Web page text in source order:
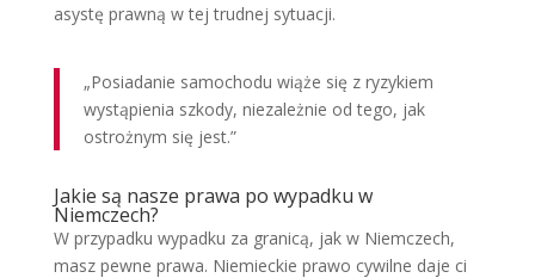
asystę prawną w tej trudnej sytuacji.
„Posiadanie samochodu wiąże się z ryzykiem
wystąpienia szkody, niezależnie od tego, jak
ostrożnym się jest.”
Jakie są nasze prawa po wypadku w
Niemczech?
W przypadku wypadku za granicą, jak w Niemczech,
masz pewne prawa. Niemieckie prawo cywilne daje ci